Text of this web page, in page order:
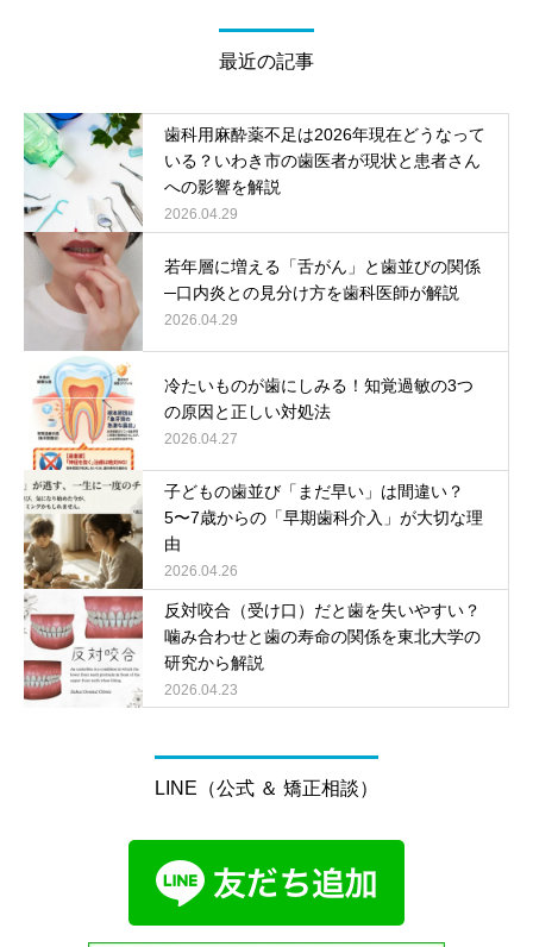
最近の記事
歯科用麻酔薬不足は2026年現在どうなって
いる？いわき市の歯医者が現状と患者さん
への影響を解説
2026.04.29
若年層に増える「舌がん」と歯並びの関係
─口内炎との見分け方を歯科医師が解説
2026.04.29
冷たいものが歯にしみる！知覚過敏の3つ
の原因と正しい対処法
2026.04.27
子どもの歯並び「まだ早い」は間違い？
5〜7歳からの「早期歯科介入」が大切な理
由
2026.04.26
反対咬合（受け口）だと歯を失いやすい？
噛み合わせと歯の寿命の関係を東北大学の
研究から解説
2026.04.23
LINE（公式 ＆ 矯正相談）